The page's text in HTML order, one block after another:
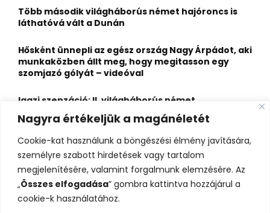
Nagyra értékeljük a magánéletét
Cookie-kat használunk a böngészési élmény javítására,
személyre szabott hirdetések vagy tartalom
megjelenítésére, valamint forgalmunk elemzésére. Az
„Összes elfogadása” gombra kattintva hozzájárul a
cookie-k használatához.
C
Több második világháborús német hajóroncs is
láthatóvá vált a Dunán
Hősként ünnepli az egész ország Nagy Árpádot, aki
munkaközben állt meg, hogy megitasson egy
szomjazó gólyát – videóval
Igazi szenzáció: II. világháborús német
motorkerékpár és elhunyt katonák kerültek elő a
Dunából Budapesten
A Duna most egészen új arcát mutatja: lenyűgöző
kavicszátonyok bukkantak elő a Dunakanyarban